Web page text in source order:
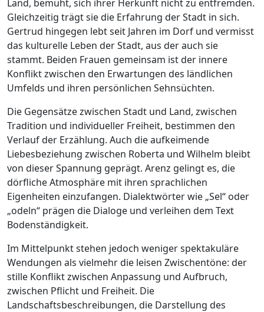
Land, bemüht, sich ihrer Herkunft nicht zu entfremden.
Gleichzeitig trägt sie die Erfahrung der Stadt in sich.
Gertrud hingegen lebt seit Jahren im Dorf und vermisst
das kulturelle Leben der Stadt, aus der auch sie
stammt. Beiden Frauen gemeinsam ist der innere
Konflikt zwischen den Erwartungen des ländlichen
Umfelds und ihren persönlichen Sehnsüchten.
Die Gegensätze zwischen Stadt und Land, zwischen
Tradition und individueller Freiheit, bestimmen den
Verlauf der Erzählung. Auch die aufkeimende
Liebesbeziehung zwischen Roberta und Wilhelm bleibt
von dieser Spannung geprägt. Arenz gelingt es, die
dörfliche Atmosphäre mit ihren sprachlichen
Eigenheiten einzufangen. Dialektwörter wie „Sel“ oder
„odeln“ prägen die Dialoge und verleihen dem Text
Bodenständigkeit.
Im Mittelpunkt stehen jedoch weniger spektakuläre
Wendungen als vielmehr die leisen Zwischentöne: der
stille Konflikt zwischen Anpassung und Aufbruch,
zwischen Pflicht und Freiheit. Die
Landschaftsbeschreibungen, die Darstellung des